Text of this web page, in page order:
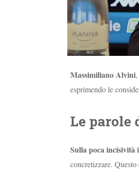
Massimiliano Alvini
esprimendo le
Le
Sulla poca incisività
concretizzare.